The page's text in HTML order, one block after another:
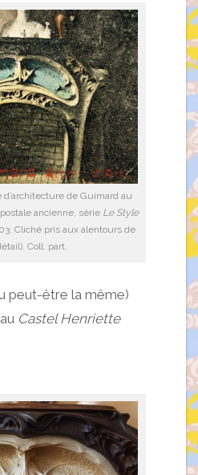
d’architecture de Guimard au
ancienne, série Le Style
Cliché pris aux alentours de
Coll. part.
peut-être la même)
Castel Henriette